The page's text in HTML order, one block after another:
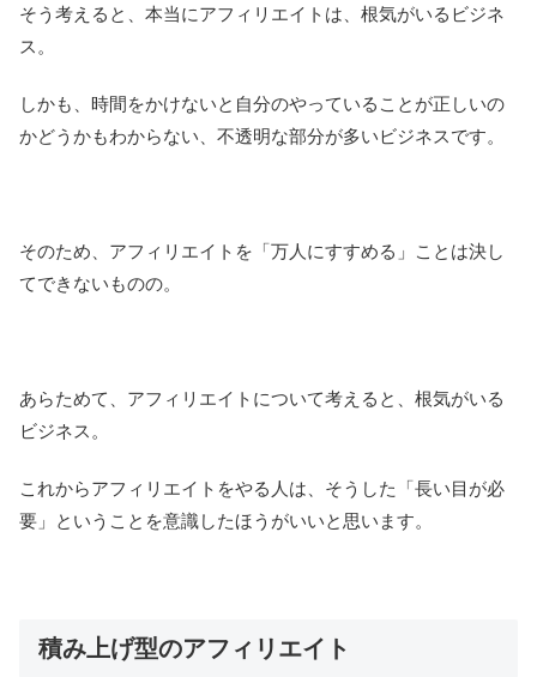
そう考えると、本当にアフィリエイトは、根気がいるビジネ
ス。
しかも、時間をかけないと自分のやっていることが正しいの
かどうかもわからない、不透明な部分が多いビジネスです。
そのため、アフィリエイトを「万人にすすめる」ことは決し
てできないものの。
あらためて、アフィリエイトについて考えると、根気がいる
ビジネス。
これからアフィリエイトをやる人は、そうした「長い目が必
要」ということを意識したほうがいいと思います。
積み上げ型のアフィリエイト